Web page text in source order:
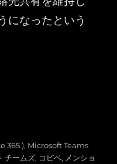
になったという
連絡先共有がそのまま
365 ), Microsoft Teams
チームズ, コピペ, メンショ